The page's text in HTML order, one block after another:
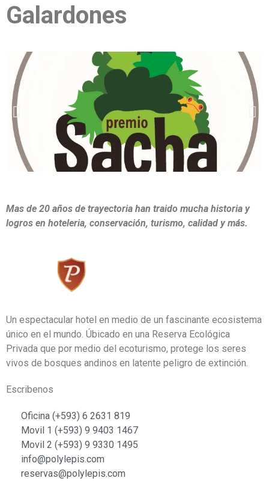
Galardones
Mas de 20 años de trayectoria han traido mucha historia y
logros en hoteleria, conservación, turismo, calidad y más.
Un espectacular hotel en medio de un fascinante ecosistema
único en el mundo. Úbicado en una Reserva Ecológica
Privada que por medio del ecoturismo, protege los seres
vivos de bosques andinos en latente peligro de extinción.
Escribenos
Oficina (+593) 6 2631 819
Movil 1 (+593) 9 9403 1467
Movil 2 (+593) 9 9330 1495
info@polylepis.com
reservas@polylepis.com